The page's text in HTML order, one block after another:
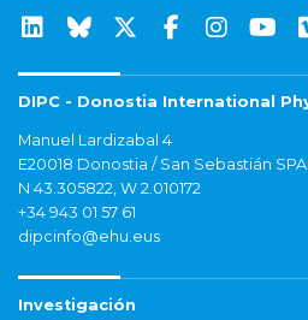
DIPC - Donostia International
Manuel Lardizabal 4
E20018 Donostia / San Sebastián
N 43.305822, W 2.010172
+34 943 01 57 61
dipcinfo@ehu.eus
Investigación